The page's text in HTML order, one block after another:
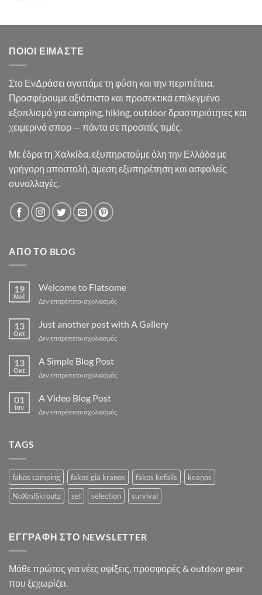
35.90€.είναι:
ΠΟΙΟΙ ΕΊΜΑΣΤΕ
Στο ΕνΔράσει αγαπάμε τη φύση και την περιπέτεια.
Προσφέρουμε αξιόπιστο και προσεκτικά επιλεγμένο
εξοπλισμό για camping, hiking, outdoor δραστηριότητες και
χειμερινά σπορ — πάντα σε προσιτές τιμές.
Με έδρα τη Χαλκίδα, εξυπηρετούμε όλη την Ελλάδα με
γρήγορη αποστολή, άμεση εξυπηρέτηση και ασφαλείς
συναλλαγές.
ΑΠΌ ΤΟ BLOG
19
Νοέ
Welcome to Flatsome
Δεν επιτρέπεται σχολιασμόςστο
to
13
Οκτ
Just another post with A Gallery
Δεν επιτρέπεται σχολιασμόςστο
with
13
Οκτ
A Simple Blog Post
Δεν επιτρέπεται σχολιασμόςστο
Post
01
Ιαν
A Video Blog Post
Δεν επιτρέπεται σχολιασμόςστο
TAGS
fakos camping fakos gia kranos fakos kefalis
keanos
NoXmlSkroutz
sel selection survival
ΕΓΓΡΑΦΉ ΣΤΟ NEWSLETTER
Μάθε πρώτος για νέες αφίξεις, προσφορές & outdoor gear
που ξεχωρίζει.